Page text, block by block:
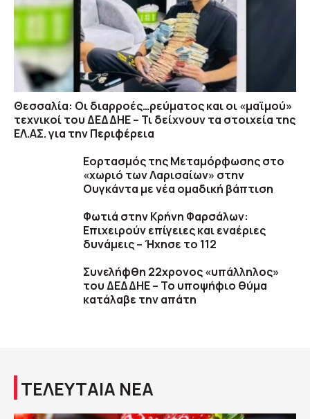
Θεσσαλία: Οι διαρροές…ρεύματος και οι «μαϊμού»
τεχνικοί του ΔΕΔΔΗΕ – Τι δείχνουν τα στοιχεία της
ΕΛ.ΑΣ. για την Περιφέρεια
Εορτασμός της Μεταμόρφωσης στο
«χωριό των Λαρισαίων» στην
Ουγκάντα με νέα ομαδική βάπτιση
Φωτιά στην Κρήνη Φαρσάλων:
Επιχειρούν επίγειες και εναέριες
δυνάμεις – Ήχησε το 112
Συνελήφθη 22χρονος «υπάλληλος»
του ΔΕΔΔΗΕ – Το υποψήφιο θύμα
κατάλαβε την απάτη
ΤΕΛΕΥΤΑΙΑ ΝΕΑ